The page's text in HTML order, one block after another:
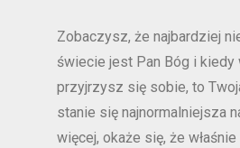
Zobaczysz, że najbardziej
świecie jest Pan Bóg i
przyjrzysz się sobie, to
stanie się najnormalniejsza
więcej, okaże się, że